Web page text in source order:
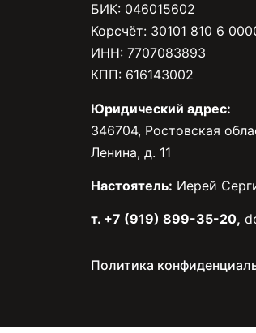
БИК: 046015602
Корсчёт: 30101 810 6
ИНН: 7707083893
КПП: 616143002
Юридический адрес:
346704, Ростовская
Ленина, д. 11
Настоятель: Иерей
т. +7 (919) 899-35-20,
Политика